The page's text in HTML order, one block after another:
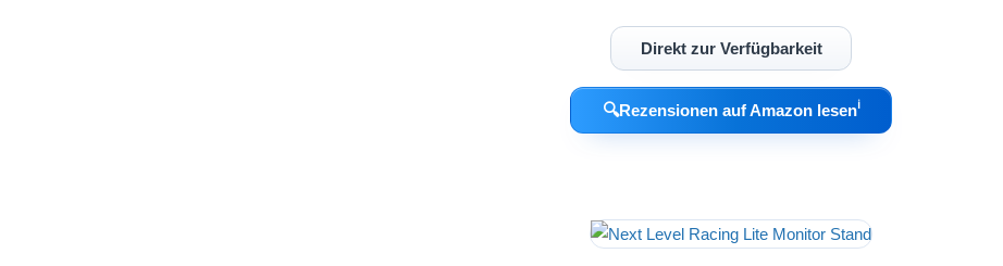
Direkt zur Verfügbarkeit
🔍Rezensionen auf Amazon lesenℹ︎